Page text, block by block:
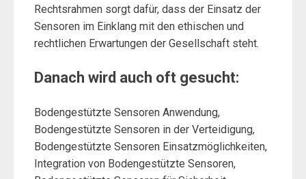
Rechtsrahmen sorgt dafür, dass der Einsatz der
Sensoren im Einklang mit den ethischen und
rechtlichen Erwartungen der Gesellschaft steht.
Danach wird auch oft gesucht:
Bodengestützte Sensoren Anwendung,
Bodengestützte Sensoren in der Verteidigung,
Bodengestützte Sensoren Einsatzmöglichkeiten,
Integration von Bodengestützte Sensoren,